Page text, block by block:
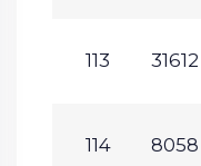
113 31612
114 8058